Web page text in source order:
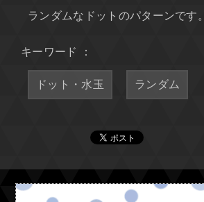
ランダムなドットのパターンです。
キーワード ：
ドット・水玉 ランダム